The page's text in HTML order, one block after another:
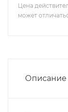
Цена
может
Описание